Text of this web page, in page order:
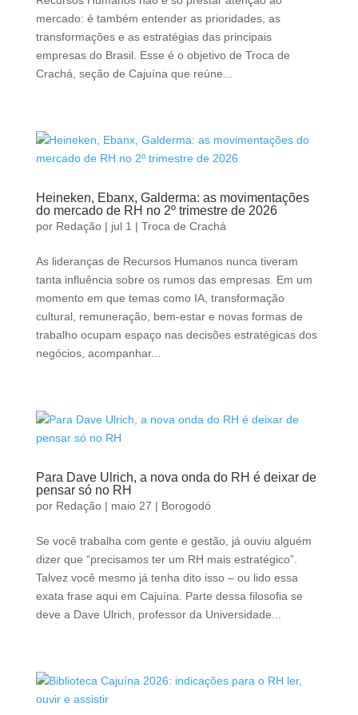
mercado: é também entender as prioridades, as
transformações e as estratégias das principais
empresas do Brasil. Esse é o objetivo de Troca de
Crachá, seção de Cajuína que reúne...
Heineken, Ebanx, Galderma: as movimentações
do mercado de RH no 2º trimestre de 2026
por Redação| jul 1 | Troca de Crachá
As lideranças de Recursos Humanos nunca tiveram
tanta influência sobre os rumos das empresas. Em um
momento em que temas como IA, transformação
cultural, remuneração, bem-estar e novas formas de
trabalho ocupam espaço nas decisões estratégicas dos
negócios, acompanhar...
Para Dave Ulrich, a nova onda do RH é deixar de
pensar só no RH
por Redação| maio 27 | Borogodó
Se você trabalha com gente e gestão, já ouviu alguém
dizer que “precisamos ter um RH mais estratégico”.
Talvez você mesmo já tenha dito isso – ou lido essa
exata frase aqui em Cajuína. Parte dessa filosofia se
deve a Dave Ulrich, professor da Universidade...